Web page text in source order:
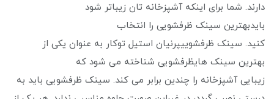
دارند. شما برای اینکه آشپزخانه تان زیباتر شود
بایدبهترین سینک ظرفشویی را انتخاب
کنید. سینک ظرفشوییپرنیان استیل توکار به عنوان یکی از
بهترین سینک هایظرفشویی شناخته می شود که
زیبایی آشپزخانه را چندین برابر می ‌کند. سینک ظرفشویی باید به